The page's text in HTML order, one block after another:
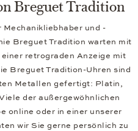
Breguet Tradition
und -
Breguet Tradition warten mit
retrograden Anzeige mit
Breguet Tradition-Uhren sind
Metallen gefertigt: Platin,
der außergewöhnlichen
online oder in einer unserer
wir Sie gerne persönlich zu